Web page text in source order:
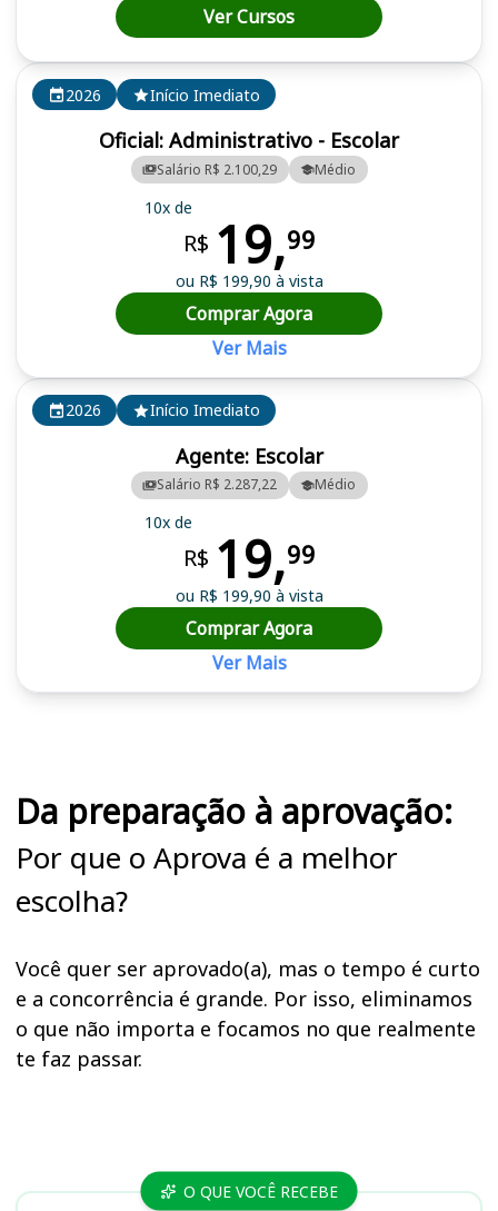
2026 Início Imediato
Agente: Escolar
Salário R$ 2.287,22 Médio
10x de
R$ 19,99
ou R$ 199,90 à vista
Comprar Agora
Ver Mais
2026 Início Imediato
Oficial: Administrativo - Escolar
Salário R$ 2.100,29 Médio
10x de
R$ 19,99
ou R$ 199,90 à vista
Comprar Agora
Ver Mais
Ver Cursos
Da preparação à aprovação:
Por que o Aprova é a melhor
escolha?
Você quer ser aprovado(a), mas o tempo é curto
e a concorrência é grande. Por isso, eliminamos
o que não importa e focamos no que realmente
te faz passar.
Cursos O QUE VOCÊ RECEBE